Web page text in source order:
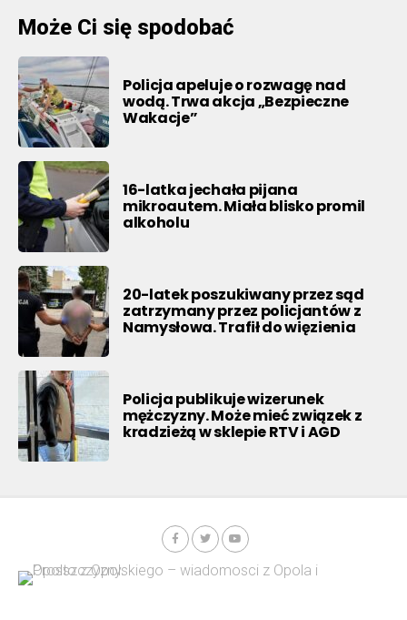
Może Ci się spodobać
Policja apeluje o rozwagę nad
wodą. Trwa akcja „Bezpieczne
Wakacje”
16-latka jechała pijana
mikroautem. Miała blisko promil
alkoholu
20-latek poszukiwany przez sąd
zatrzymany przez policjantów z
Namysłowa. Trafił do więzienia
Policja publikuje wizerunek
mężczyzny. Może mieć związek z
kradzieżą w sklepie RTV i AGD